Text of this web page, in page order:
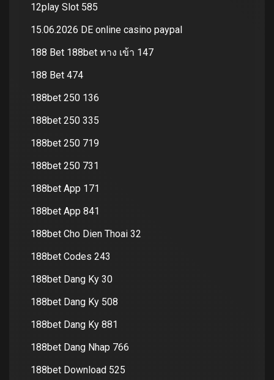
12play Slot 585
15.06.2026 DE online casino paypal
188 Bet 188bet ทาง เข้า 147
188 Bet 474
188bet 250 136
188bet 250 335
188bet 250 719
188bet 250 731
188bet App 171
188bet App 841
188bet Cho Dien Thoai 32
188bet Codes 243
188bet Dang Ky 30
188bet Dang Ky 508
188bet Dang Ky 881
188bet Dang Nhap 766
188bet Download 525